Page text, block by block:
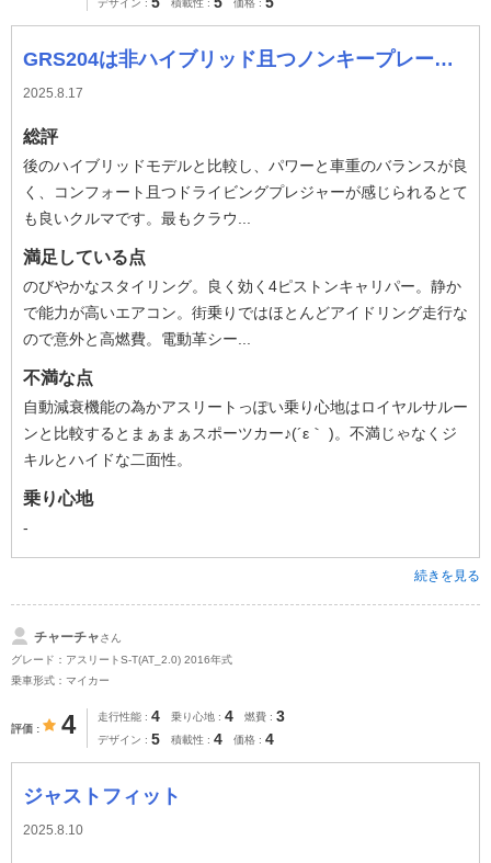
デザイン 積載性 価格
GRS204は非ハイブリッド且つノンキープレーンアシストで315馬力
2025.8.17
総評
後のハイブリッドモデルと比較し、パワーと車重のバランスが良
く、コンフォート且つドライビングプレジャーが感じられるとて
も良いクルマです。最もクラウ...
満足している点
のびやかなスタイリング。良く効く4ピストンキャリパー。静か
で能力が高いエアコン。街乗りではほとんどアイドリング走行な
ので意外と高燃費。電動革シー...
不満な点
自動減衰機能の為かアスリートっぽい乗り心地はロイヤルサルー
ンと比較するとまぁまぁスポーツカー♪(´ε｀ )。不満じゃなくジ
キルとハイドな二面性。
乗り心地
-
続きを見る
チャーチャさん
グレード：アスリートS-T(AT_2.0) 2016年式
乗車形式：マイカー
評価 4 走行性能 4 乗り心地 4 燃費 3
デザイン 5 積載性 4 価格 4
ジャストフィット
2025.8.10